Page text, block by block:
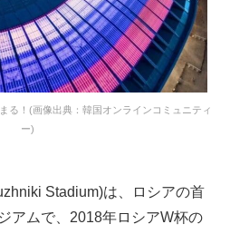
る！(画像出典：韓国オンラインコミュニティ
ー)
Stadium)は、ロシアの首
アムで、2018年ロシアW杯の